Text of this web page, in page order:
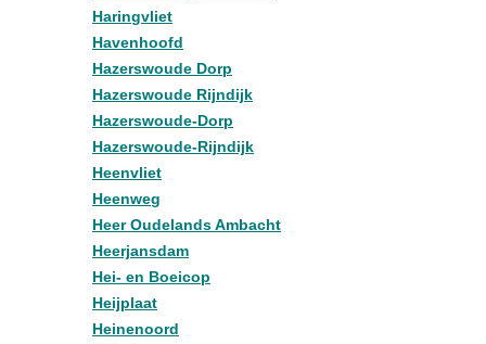
Haringvliet
Havenhoofd
Hazerswoude Dorp
Hazerswoude Rijndijk
Hazerswoude-Dorp
Hazerswoude-Rijndijk
Heenvliet
Heenweg
Heer Oudelands Ambacht
Heerjansdam
Hei- en Boeicop
Heijplaat
Heinenoord